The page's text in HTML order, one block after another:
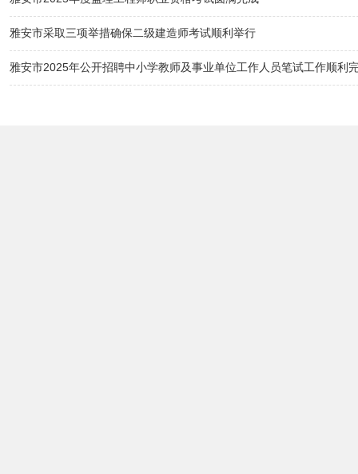
雅安市采取三项举措确保二级建造师考试顺利举行
雅安市2025年公开招聘中小学教师及事业单位工作人员笔试工作顺利